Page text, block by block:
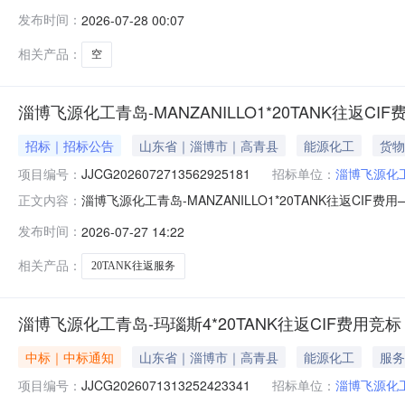
MANZANILLO，1*20TANK往返，净毛重20000KGS，
发布时间： 2026-07-28 00:07
相关产品：
空
淄博飞源化工青岛-MANZANILLO1*20TANK往返CIF
招标｜招标公告 山东省｜淄博市｜高青县 能源化工
货物
项目编号： JJCG2026072713562925181 招标单位： 淄博飞源化
正文内容： 淄博飞源化工青岛-MANZANILLO1*20TANK往返CIF费
本资格要求：1.1投标人未被“信用中国”（
发布时间： 2026-07-27 14:22
相关产品：
20TANK往返服务
淄博飞源化工青岛-玛瑙斯4*20TANK往返CIF费用竞标
中标｜中标通知 山东省｜淄博市｜高青县 能源化工
服务
项目编号： JJCG2026071313252423341 招标单位： 淄博飞源化